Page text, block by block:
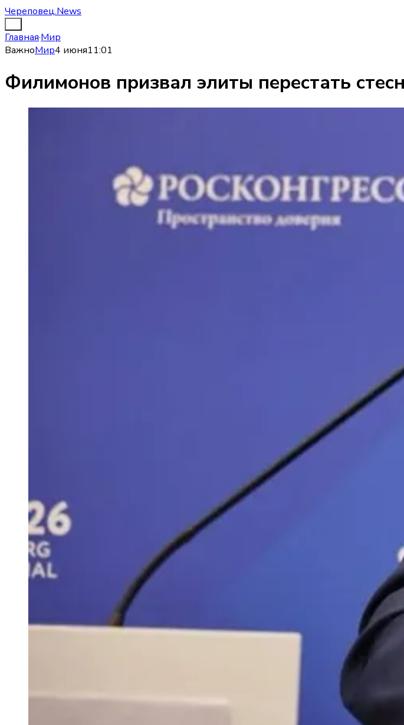
Череповец.News
Главная·Мир
ВажноМир4 июня11:01
Филимонов призвал элиты перестать